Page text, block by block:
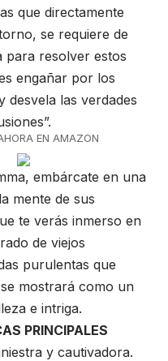
que directamente
se requiere de
para resolver estos
engañar por los
desvela las verdades
EN AMAZON
embárcate en una
mente de sus
te verás inmerso en
de viejos
purulentas que
mostrará como un
e intriga.
PRINCIPALES
y cautivadora.